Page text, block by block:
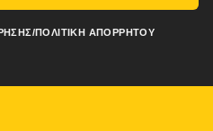
ΠΟΛΙΤΙΚΉ ΑΠΟΡΡΉΤΟΥ